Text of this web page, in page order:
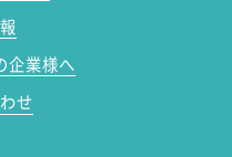
企業様へ
せ